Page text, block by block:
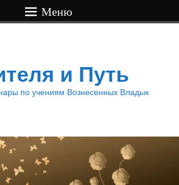
Меню
и Путь
по учениям Вознесенных Владык